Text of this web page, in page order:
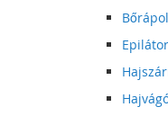
Epilátor